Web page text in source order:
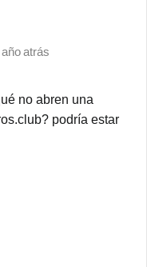
atrás
no abren una
podría estar